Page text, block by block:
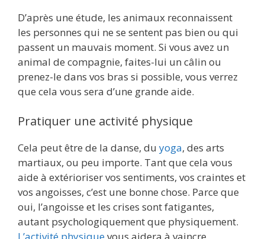
D’après une étude, les animaux reconnaissent
les personnes qui ne se sentent pas bien ou qui
passent un mauvais moment. Si vous avez un
animal de compagnie, faites-lui un câlin ou
prenez-le dans vos bras si possible, vous verrez
que cela vous sera d’une grande aide.
Pratiquer une activité physique
Cela peut être de la danse, du yoga, des arts
martiaux, ou peu importe. Tant que cela vous
aide à extérioriser vos sentiments, vos craintes et
vos angoisses, c’est une bonne chose. Parce que
oui, l’angoisse et les crises sont fatigantes,
autant psychologiquement que physiquement.
L’activité physiquevous aidera à vaincre